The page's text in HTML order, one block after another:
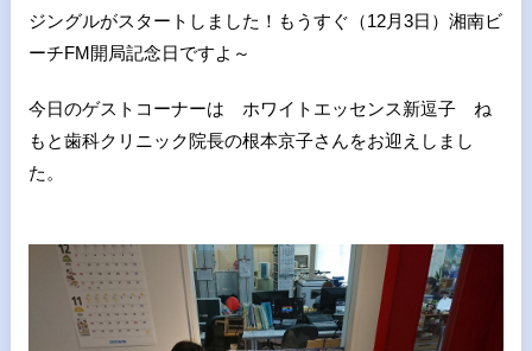
ジングルがスタートしました！もうすぐ（12月3日）湘南ビ
ーチFM開局記念日ですよ～
今日のゲストコーナーは ホワイトエッセンス新逗子 ね
もと歯科クリニック院長の根本京子さんをお迎えしまし
た。